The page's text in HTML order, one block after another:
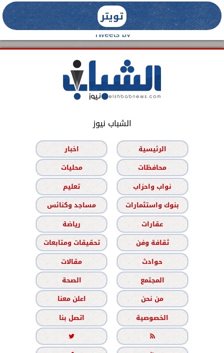
تويتر
Tweets by
الشباب نيوز
الرئيسية
اخبار
محافظات
محليات
نواب واحزاب
تعليم
بنوك واستثمارات
مساجد وكنائس
عقارات
رياضة
ثقافة وفن
تحقيقات ومتابعات
حوادث
مقالات
المجتمع
الصحة
من نحن
اعلن معنا
الخصوصية
اتصل بنا

